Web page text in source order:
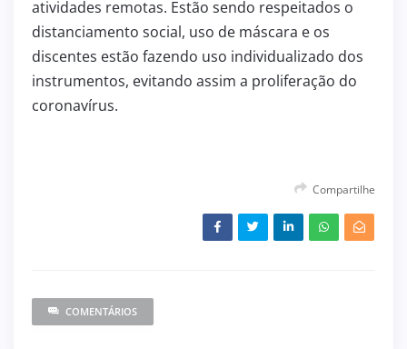
atividades remotas. Estão sendo respeitados o
distanciamento social, uso de máscara e os
discentes estão fazendo uso individualizado dos
instrumentos, evitando assim a proliferação do
coronavírus.
Compartilhe
COMENTÁRIOS